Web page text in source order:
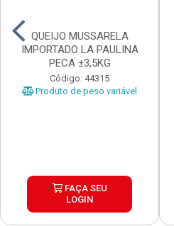
QUEIJO MUSSARELA
IMPORTADO LA PAULINA
PECA ±3,5KG
Código: 44315
Produto de peso variável
FAÇA SEU
LOGIN